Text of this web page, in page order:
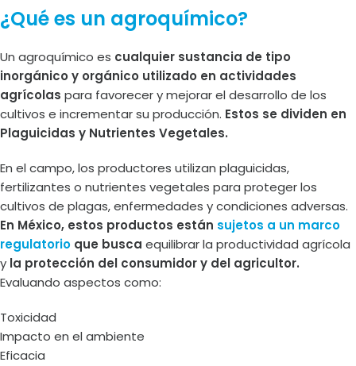
¿Qué es un agroquímico?
Un agroquímico es cualquier sustancia de tipo
inorgánico y orgánico utilizado en actividades
agrícolas para favorecer y mejorar el desarrollo de los
cultivos e incrementar su producción. Estos se dividen en
Plaguicidas y Nutrientes Vegetales.
En el campo, los productores utilizan plaguicidas,
fertilizantes o nutrientes vegetales para proteger los
cultivos de plagas, enfermedades y condiciones adversas.
En México, estos productos están sujetos a un marco
regulatorio que busca equilibrar la productividad agrícola
y la protección del consumidor y del agricultor.
Evaluando aspectos como:
Toxicidad
Impacto en el ambiente
Eficacia